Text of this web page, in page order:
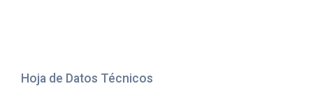
Hoja de Datos Técnicos